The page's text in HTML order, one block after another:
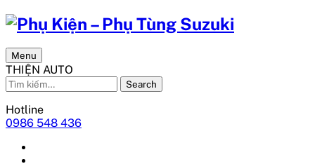
Menu
THIỆN AUTO
Search
Hotline
0986 548 436